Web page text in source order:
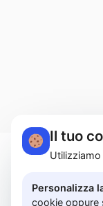
183A -
Il tuo
Personalizza
cookie oppure